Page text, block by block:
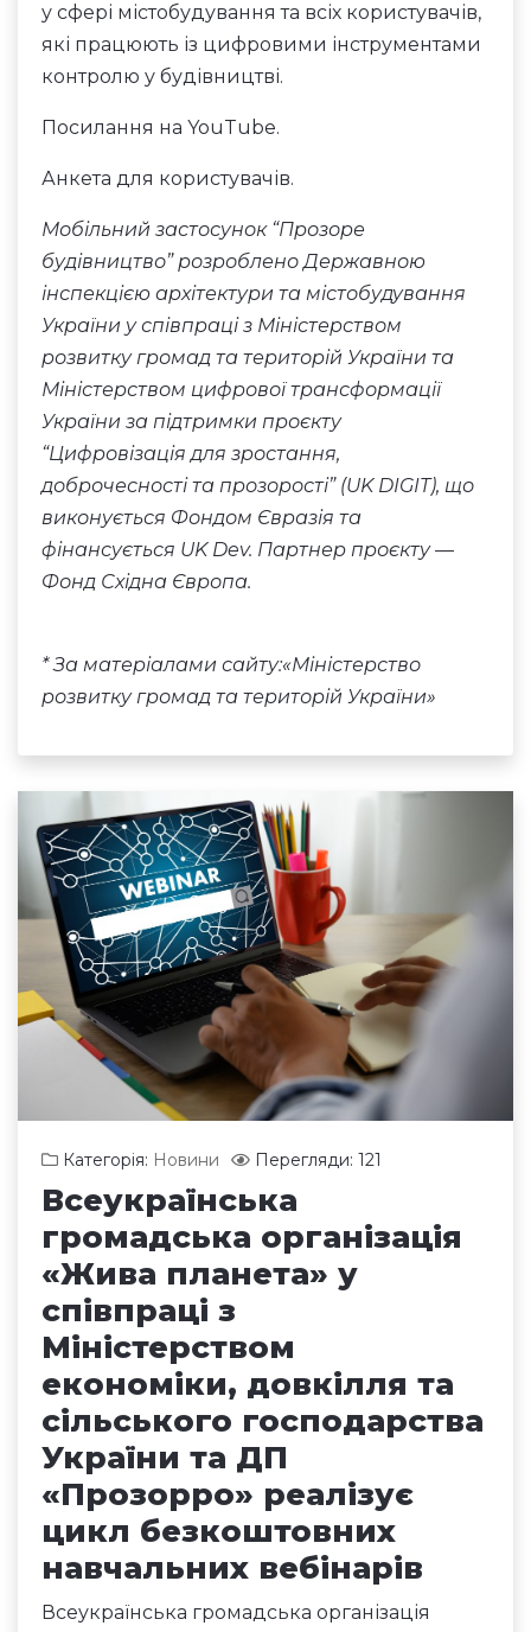
у сфері містобудування та всіх користувачів,
які працюють із цифровими інструментами
контролю у будівництві.
Посилання на YouTube.
Анкета для користувачів.
Мобільний застосунок “Прозоре
будівництво” розроблено Державною
інспекцією архітектури та містобудування
України у співпраці з Міністерством
розвитку громад та територій України та
Міністерством цифрової трансформації
України за підтримки проєкту
“Цифровізація для зростання,
доброчесності та прозорості” (UK DIGIT), що
виконується Фондом Євразія та
фінансується UK Dev. Партнер проєкту —
Фонд Східна Європа.
* За матеріалами сайту:«Міністерство
розвитку громад та територій України»
Категорія: Новини Перегляди: 121
Всеукраїнська
громадська організація
«Жива планета» у
співпраці з
Міністерством
економіки, довкілля та
сільського господарства
України та ДП
«Прозорро» реалізує
цикл безкоштовних
навчальних вебінарів
Всеукраїнська громадська організація